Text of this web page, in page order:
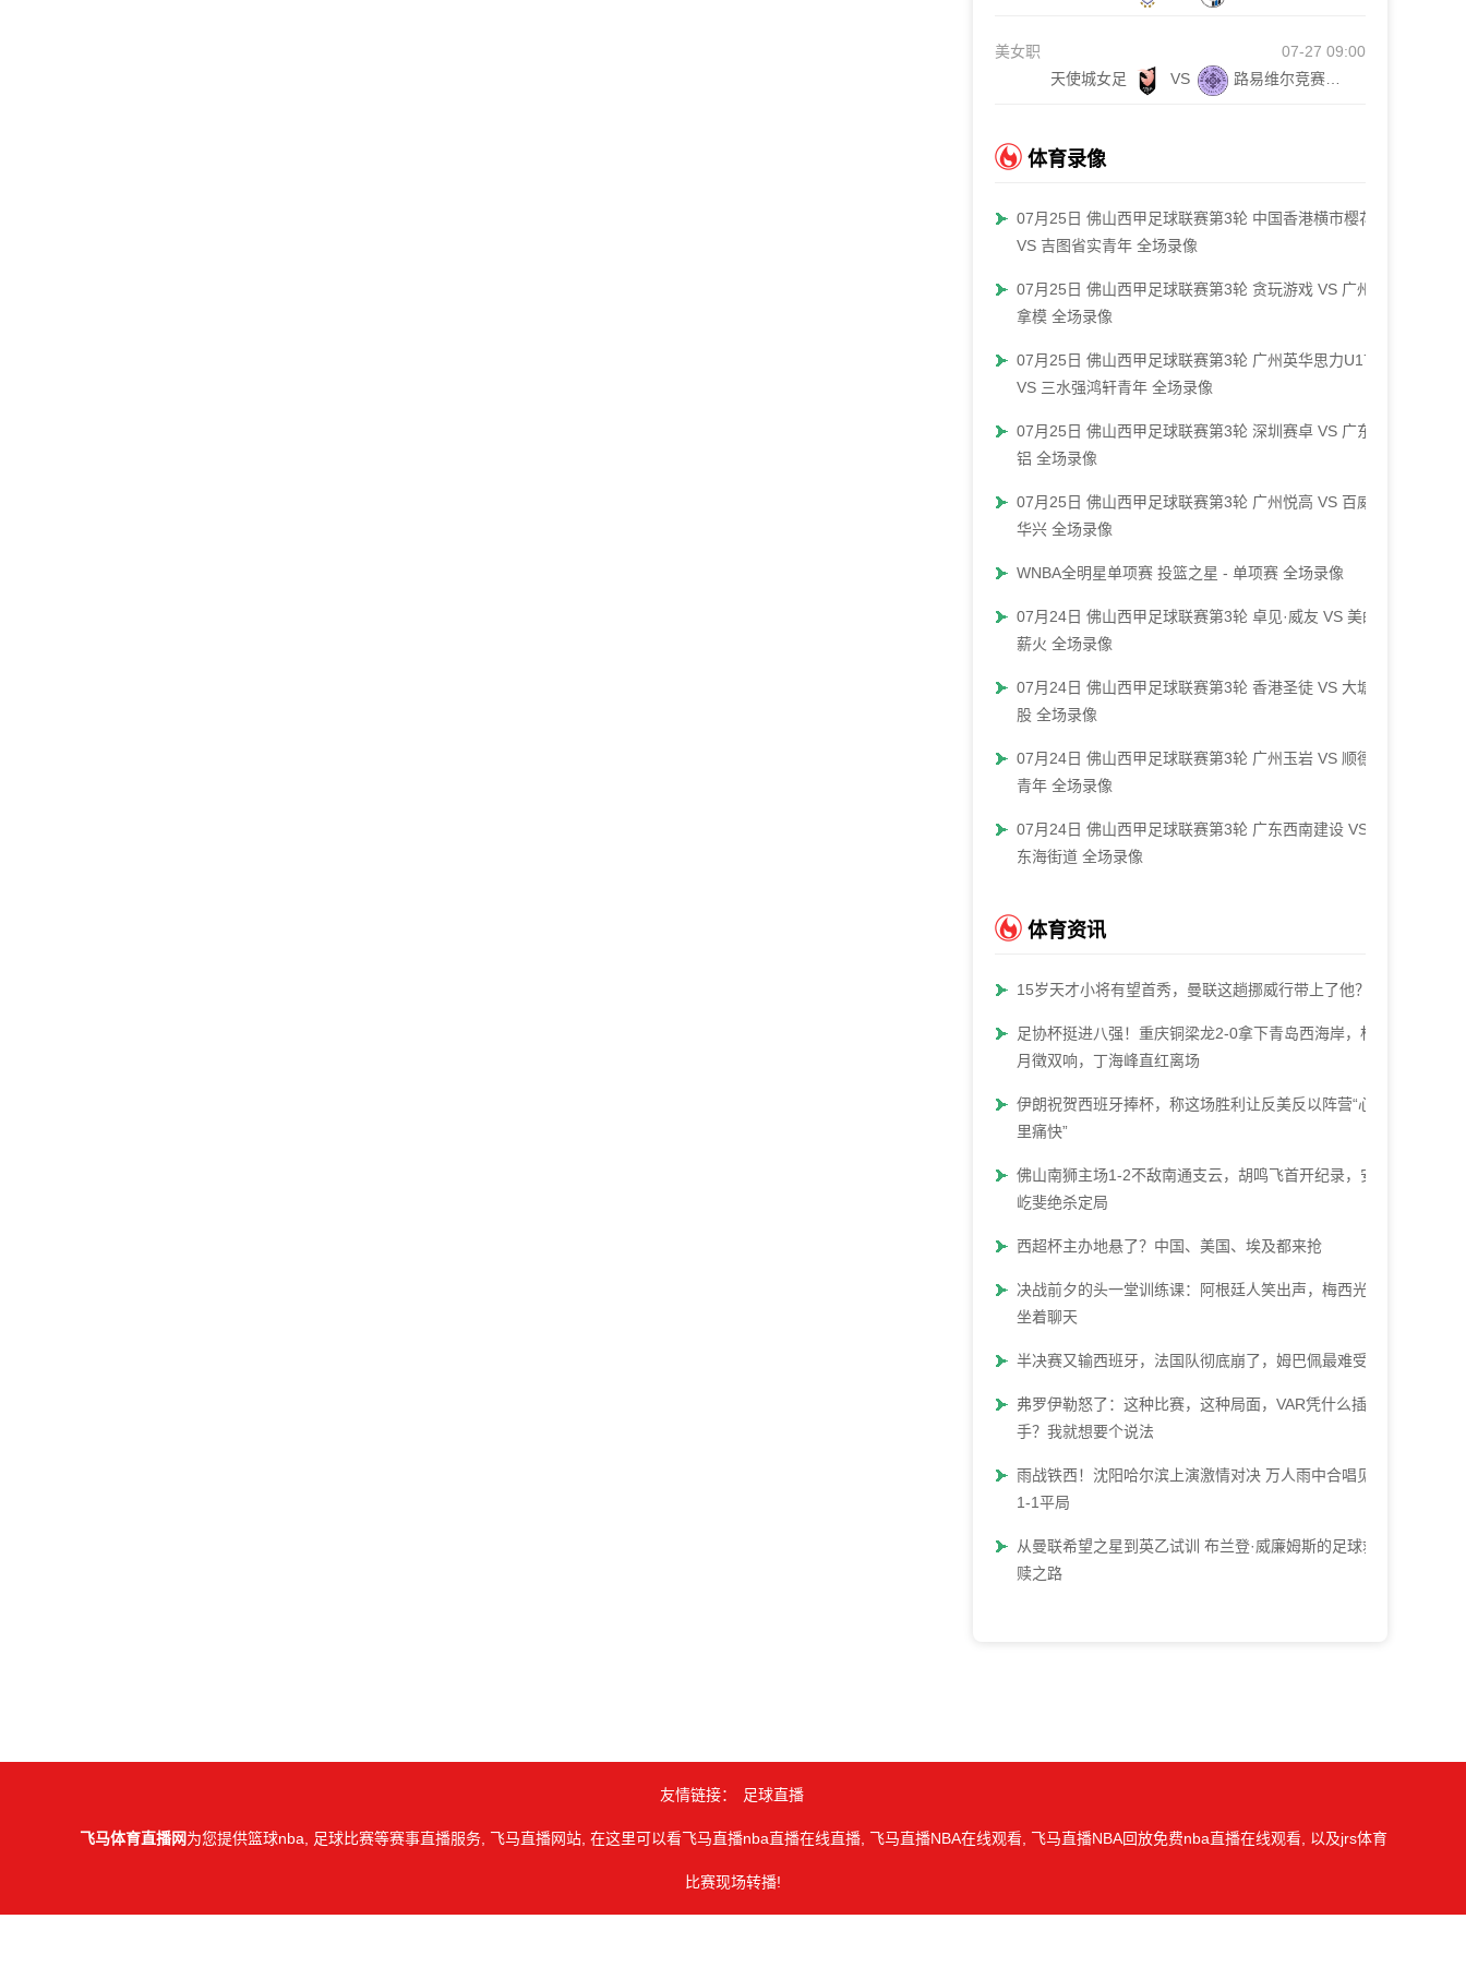
美女职
07-27 09:00
天使城女足
VS
体育录像
07月25日 佛山西甲足球联赛第3轮 中国香港横市樱花
VS 吉图省实青年 全场录像
07月25日 佛山西甲足球联赛第3轮 贪玩游戏 VS 广州戴
拿模 全场录像
07月25日 佛山西甲足球联赛第3轮 广州英华思力U17
VS 三水强鸿轩青年 全场录像
07月25日 佛山西甲足球联赛第3轮 深圳赛卓 VS 广东凤
铝 全场录像
07月25日 佛山西甲足球联赛第3轮 广州悦高 VS 百威·
华兴 全场录像
WNBA全明星单项赛 投篮之星 - 单项赛 全场录像
07月24日 佛山西甲足球联赛第3轮 卓见·威友 VS 美的
薪火 全场录像
07月24日 佛山西甲足球联赛第3轮 香港圣徒 VS 大塘控
股 全场录像
07月24日 佛山西甲足球联赛第3轮 广州玉岩 VS 顺德新
青年 全场录像
07月24日 佛山西甲足球联赛第3轮 广东西南建设 VS 云
东海街道 全场录像
体育资讯
15岁天才小将有望首秀，曼联这趟挪威行带上了他？
足协杯挺进八强！重庆铜梁龙2-0拿下青岛西海岸，杜
月徵双响，丁海峰直红离场
伊朗祝贺西班牙捧杯，称这场胜利让反美反以阵营“心
里痛快”
佛山南狮主场1-2不敌南通支云，胡鸣飞首开纪录，安
屹斐绝杀定局
西超杯主办地悬了？中国、美国、埃及都来抢
决战前夕的头一堂训练课：阿根廷人笑出声，梅西光脚
坐着聊天
半决赛又输西班牙，法国队彻底崩了，姆巴佩最难受
弗罗伊勒怒了：这种比赛，这种局面，VAR凭什么插
手？我就想要个说法
雨战铁西！沈阳哈尔滨上演激情对决 万人雨中合唱见证
1-1平局
从曼联希望之星到英乙试训 布兰登·威廉姆斯的足球救
赎之路
友情链接： 足球直播
飞马体育直播网为您提供篮球nba, 足球比赛等赛事直播服务, 飞马直播网站, 在这里可以看飞马直播nba直播在线直播, 飞马直播NBA在线观看, 飞马直播NBA回放免费nba直播在线观看, 以及jrs体育
比赛现场转播!